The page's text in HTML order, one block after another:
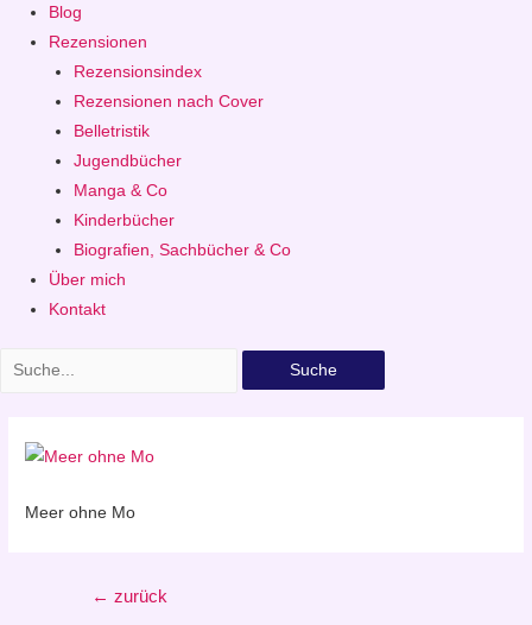
Blog
Rezensionen
Rezensionsindex
Rezensionen nach Cover
Belletristik
Jugendbücher
Manga & Co
Kinderbücher
Biografien, Sachbücher & Co
Über mich
Kontakt
Suche
Meer ohne Mo
Beitragsnavigation
← zurück